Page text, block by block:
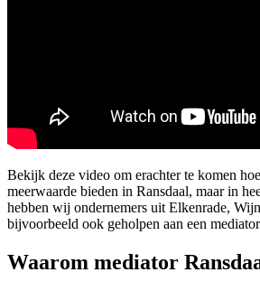
Bekijk deze video om erachter te komen
meerwaarde bieden in Ransdaal, maar in
hebben wij ondernemers uit Elkenrade,
bijvoorbeeld ook geholpen aan een
Waarom mediator